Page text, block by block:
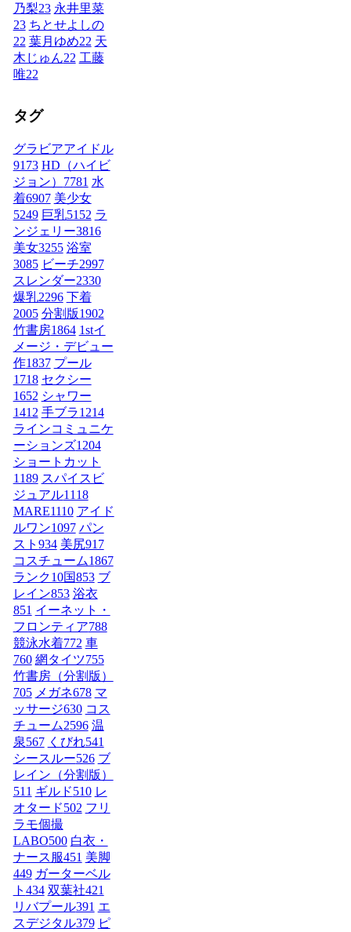
乃梨23 永井里菜
23 ちとせよしの
22 葉月ゆめ22 天
木じゅん22 工藤
唯22
タグ
グラビアアイドル
9173 HD（ハイビ
ジョン） 7781 水
着6907 美少女
5249 巨乳5152 ラ
ンジェリー3816
美女3255 浴室
3085 ビーチ2997
スレンダー2330
爆乳2296 下着
2005 分割版1902
竹書房1864 1stイ
メージ・デビュー
作1837 プール
1718 セクシー
1652 シャワー
1412 手ブラ1214
ラインコミュニケ
ーションズ1204
ショートカット
1189 スパイスビ
ジュアル1118
MARE1110 アイド
ルワン1097 パン
スト 934 美尻917
コスチューム1867
ランク10国853 ブ
レイン853 浴衣
851 イーネット・
フロンティア788
競泳水着772 車
760 網タイツ755
竹書房（分割版）
705 メガネ678 マ
ッサージ630 コス
チューム2596 温
泉567 くびれ541
シースルー526 ブ
レイン（分割版）
511 ギルド510 レ
オタード502 フリ
ラモ個撮
LABO500 白衣・
ナース服451 美脚
449 ガーターベル
ト 434 双葉社421
リバプール391 エ
スデジタル379 ピ